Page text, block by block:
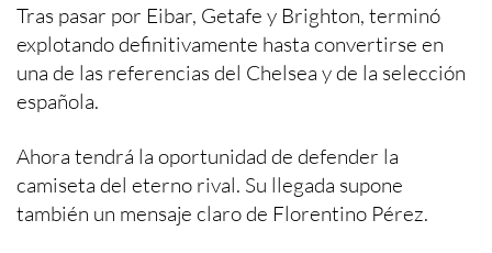
Tras pasar por Eibar, Getafe y Brighton, terminó
explotando definitivamente hasta convertirse en
una de las referencias del Chelsea y de la selección
española.
Ahora tendrá la oportunidad de defender la
camiseta del eterno rival. Su llegada supone
también un mensaje claro de Florentino Pérez.